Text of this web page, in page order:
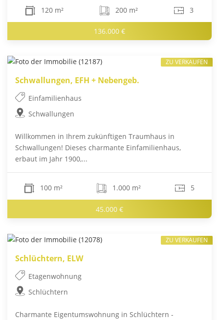
120 m² 200 m² 3
136.000 €
Schwallungen, EFH + Nebengeb.
Einfamilienhaus
Schwallungen
Willkommen in Ihrem zukünftigen Traumhaus in
Schwallungen! Dieses charmante Einfamilienhaus,
erbaut im Jahr 1900,...
100 m² 1.000 m² 5
45.000 €
ZU VERKAUFEN
Schlüchtern, ELW
Etagenwohnung
Schlüchtern
Charmante Eigentumswohnung in Schlüchtern -
ZU VERKAUFEN